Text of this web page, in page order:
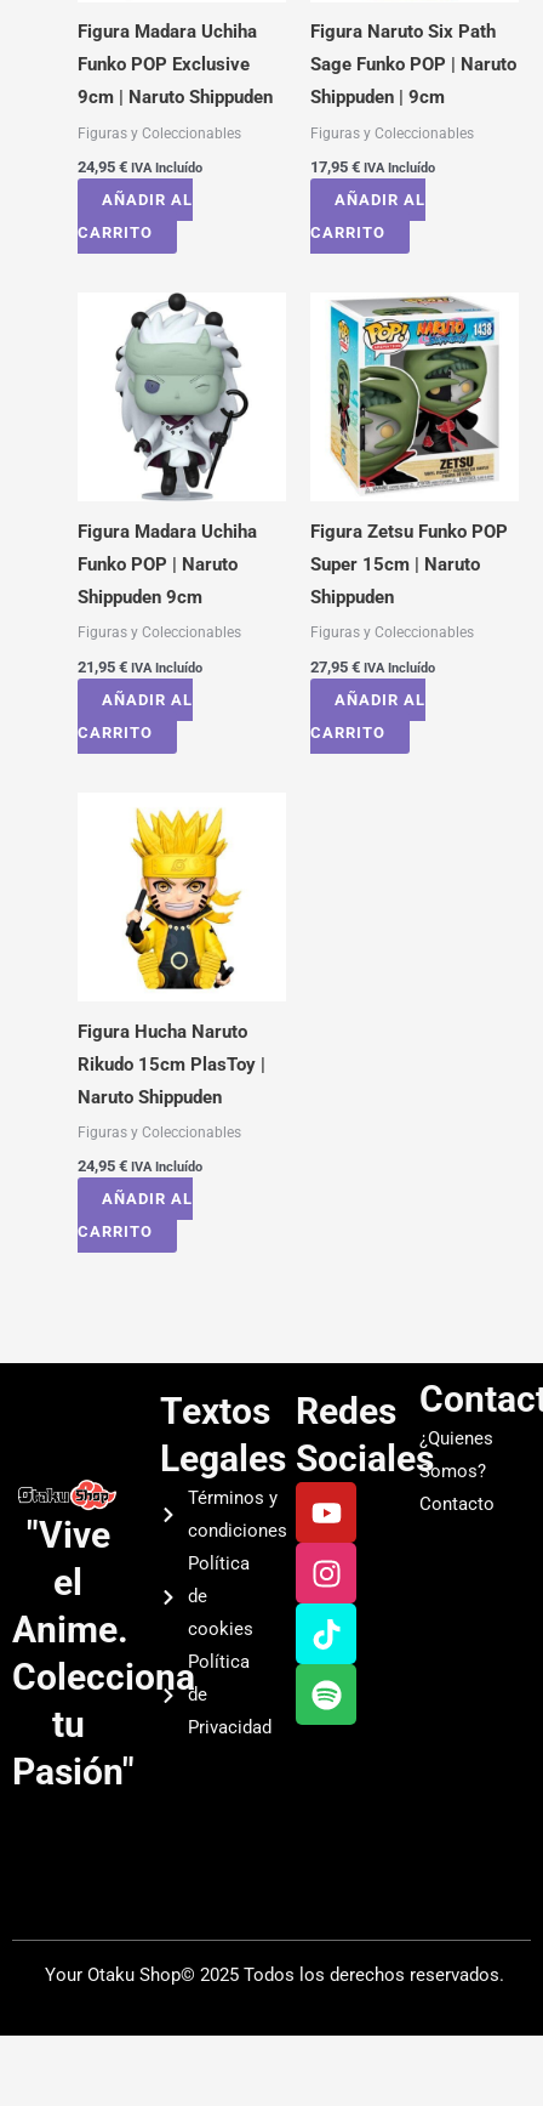
Figura Madara Uchiha
Funko POP Exclusive
9cm | Naruto Shippuden
Figuras y Coleccionables
24,95 € IVA Incluído
AÑADIR AL
CARRITO
Figura Naruto Six Path
Sage Funko POP | Naruto
Shippuden | 9cm
Figuras y Coleccionables
17,95 € IVA Incluído
AÑADIR AL
CARRITO
Figura Madara Uchiha
Funko POP | Naruto
Shippuden 9cm
Figuras y Coleccionables
21,95 € IVA Incluído
AÑADIR AL
CARRITO
Figura Zetsu Funko POP
Super 15cm | Naruto
Shippuden
Figuras y Coleccionables
27,95 € IVA Incluído
AÑADIR AL
CARRITO
Figura Hucha Naruto
Rikudo 15cm PlasToy |
Naruto Shippuden
Figuras y Coleccionables
24,95 € IVA Incluído
AÑADIR AL
CARRITO
"Vive
el
Anime.
Colecciona
tu
Pasión"
Textos
Legales
Términos y
condiciones
Política
de
cookies
Política
de
Privacidad
Redes
Sociales
Y
o
u
t
u
b
e
I
n
s
t
a
g
r
a
T
i
k
t
o
k
S
p
o
t
i
f
y
¿Quienes
Somos?
Contacto
Your Otaku Shop© 2025 Todos los derechos reservados.